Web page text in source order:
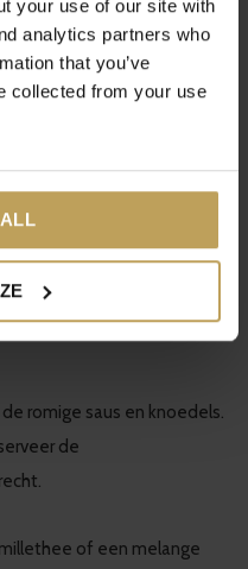
your use of our site with
analytics partners who
that you’ve
collected from your use
tot een gladde saus. Je
gebruiken.
room in een kom totdat er
vuur totdat het wat
om klontjes te
zout en peper.
romige saus en knoedels.
de
of een melange